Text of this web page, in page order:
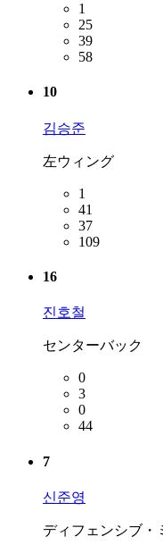
1
25
39
58
10
김승준
左ウィング
1
41
37
109
16
진호철
センターバック
0
3
0
44
7
신준영
ディフェンシブ・